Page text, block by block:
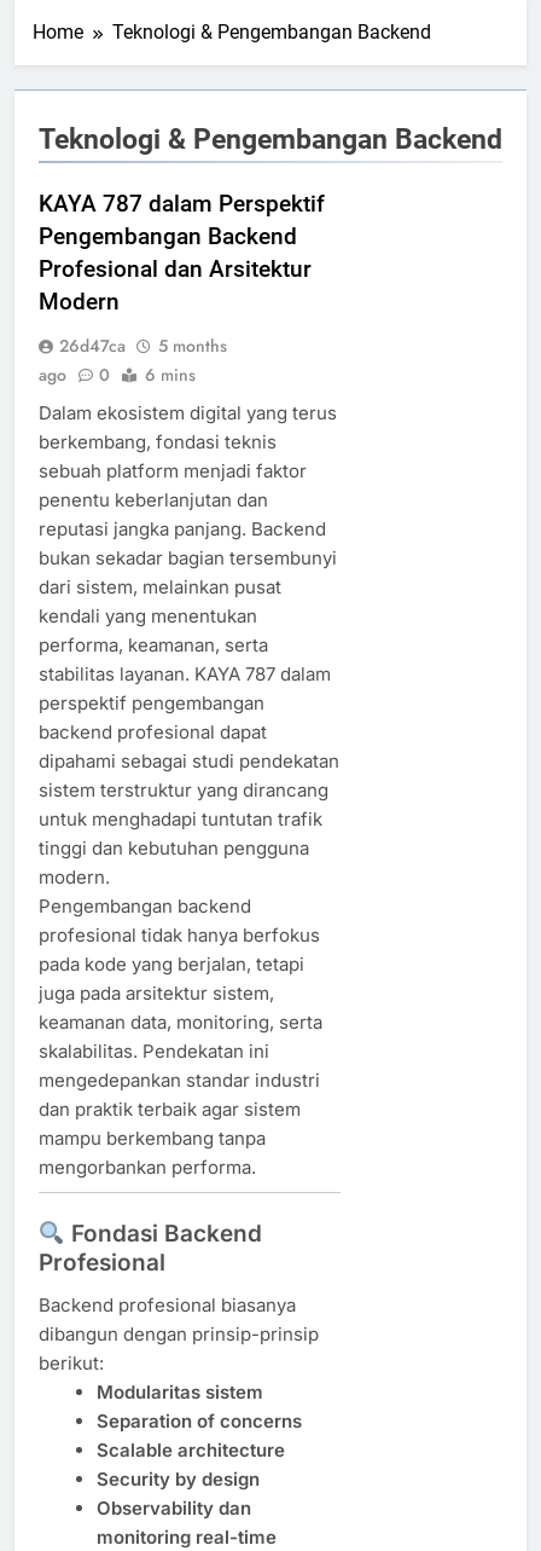
Home Teknologi & Pengembangan Backend
Teknologi & Pengembangan Backend
KAYA 787 dalam Perspektif
Pengembangan Backend
Profesional dan Arsitektur
Modern
26d47ca
5 months
ago
0 6 mins
Dalam ekosistem digital yang terus
berkembang, fondasi teknis
sebuah platform menjadi faktor
penentu keberlanjutan dan
reputasi jangka panjang. Backend
bukan sekadar bagian tersembunyi
dari sistem, melainkan pusat
kendali yang menentukan
performa, keamanan, serta
stabilitas layanan. KAYA 787 dalam
perspektif pengembangan
backend profesional dapat
dipahami sebagai studi pendekatan
sistem terstruktur yang dirancang
untuk menghadapi tuntutan trafik
tinggi dan kebutuhan pengguna
modern.
Pengembangan backend
profesional tidak hanya berfokus
pada kode yang berjalan, tetapi
juga pada arsitektur sistem,
keamanan data, monitoring, serta
skalabilitas. Pendekatan ini
mengedepankan standar industri
dan praktik terbaik agar sistem
mampu berkembang tanpa
mengorbankan performa.
Fondasi Backend
Profesional
Backend profesional biasanya
dibangun dengan prinsip-prinsip
berikut:
Modularitas sistem
Separation of concerns
Scalable architecture
Security by design
Observability dan
monitoring real-time